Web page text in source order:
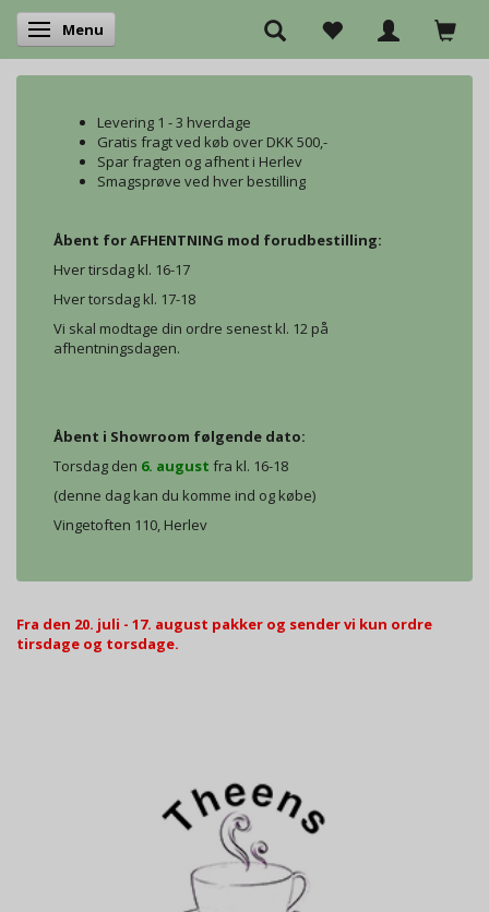
Skifte navigation
Menu
Levering 1 - 3 hverdage
Gratis fragt ved køb over DKK 500,-
Spar fragten og afhent i Herlev
Smagsprøve ved hver bestilling
Åbent for AFHENTNING mod forudbestilling:
Hver tirsdag kl. 16-17
Hver torsdag kl. 17-18
Vi skal modtage din ordre senest kl. 12 på
afhentningsdagen.
Åbent i Showroom følgende dato:
Torsdag den 6. august fra kl. 16-18
(denne dag kan du komme ind og købe)
Vingetoften 110, Herlev
Fra den 20. juli - 17. august pakker og sender vi kun ordre
tirsdage og torsdage.